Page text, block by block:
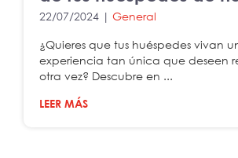
22/07/2024 | General
¿Quieres que tus huéspedes vivan
experiencia tan única que deseen
otra vez? Descubre en ...
LEER MÁS